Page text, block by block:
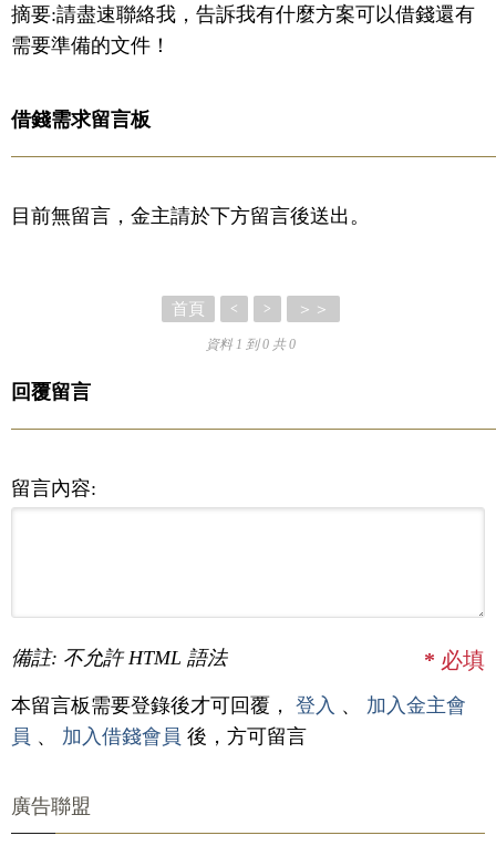
摘要:請盡速聯絡我，告訴我有什麼方案可以借錢還有
需要準備的文件！
借錢需求留言板
目前無留言，金主請於下方留言後送出。
首頁 < > ＞＞
資料 1 到 0 共 0
回覆留言
留言內容:
備註: 不允許 HTML 語法 * 必填
本留言板需要登錄後才可回覆， 登入 、 加入金主會
員 、 加入借錢會員 後，方可留言
廣告聯盟